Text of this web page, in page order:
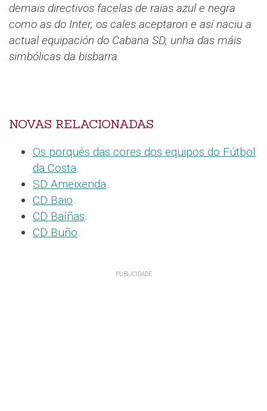
demais directivos facelas de raias azul e negra
como as do Inter, os cales aceptaron e así naciu a
actual equipación do Cabana SD, unha das máis
simbólicas da bisbarra.
NOVAS RELACIONADAS
Os porqués das cores dos equipos do Fútbol
da Costa.
SD Ameixenda.
CD Baio.
CD Baíñas.
CD Buño.